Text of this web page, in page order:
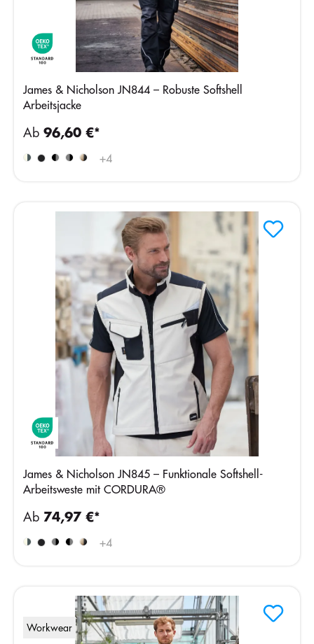
James & Nicholson JN844 – Robuste Softshell
Arbeitsjacke
+4
Ab 96,60 €*
James & Nicholson JN845 – Funktionale Softshell-
Arbeitsweste mit CORDURA®
+4
Ab 74,97 €*
Workwear